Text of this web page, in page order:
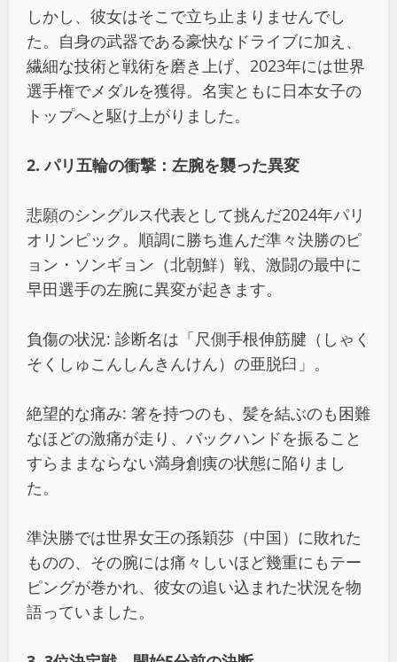
しかし、彼女はそこで立ち止まりませんでし
た。自身の武器である豪快なドライブに加え、
繊細な技術と戦術を磨き上げ、2023年には世界
選手権でメダルを獲得。名実ともに日本女子の
トップへと駆け上がりました。
2. パリ五輪の衝撃：左腕を襲った異変
悲願のシングルス代表として挑んだ2024年パリ
オリンピック。順調に勝ち進んだ準々決勝のピ
ョン・ソンギョン（北朝鮮）戦、激闘の最中に
早田選手の左腕に異変が起きます。
負傷の状況: 診断名は「尺側手根伸筋腱（しゃく
そくしゅこんしんきんけん）の亜脱臼」。
絶望的な痛み: 箸を持つのも、髪を結ぶのも困難
なほどの激痛が走り、バックハンドを振ること
すらままならない満身創痍の状態に陥りまし
た。
準決勝では世界女王の孫穎莎（中国）に敗れた
ものの、その腕には痛々しいほど幾重にもテー
ピングが巻かれ、彼女の追い込まれた状況を物
語っていました。